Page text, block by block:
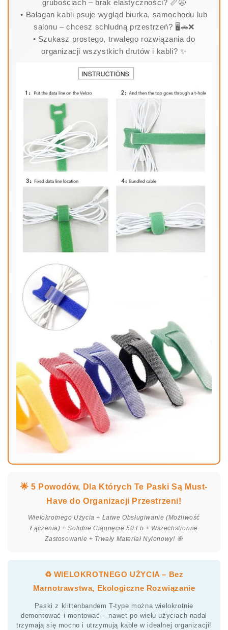
grubościach – brak elastyczności? 📏😩
• Bałagan kabli psuje wygląd biurka, samochodu lub
salonu – chcesz schludną przestrzeń? 🖥️🚗❌
• Szukasz prostego, trwałego rozwiązania do
organizacji wszystkich drutów i kabli? ✨
🌟 5 Powodów, Dla Których Te Paski Są Must-
Have do Organizacji Przestrzeni!
Wielokrotnego Użycia + Łatwe Obsługiwanie (Możliwość
Łączenia) + Solidne Ciągnęcie 50 Lb + Wszechstronne
Zastosowanie + Trwały Materiał Nylonowy! 🎯
♻️ WIELOKROTNEGO UŻYCIA – Bez
Marnotrawstwa, Ekologiczne Rozwiązanie
Paski z klittenbandem T-type można wielokrotnie
demontować i montować – nawet po wielu użyciach nadal
trzymają się mocno i utrzymują kable w idealnej organizacji!